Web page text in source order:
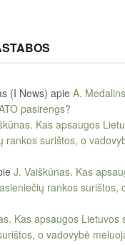
(I News) apie A.
pasirengs?
Kas apsaugos
rankos surištos, o
J. Vaiškūnas. Kas
rankos surištos,
Kas apsaugos Lietuvos
o vadovybė